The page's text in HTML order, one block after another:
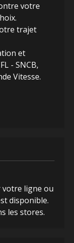
votre
trajet
et
- SNCB,
Vitesse.
votre ligne ou
disponible.
les stores.